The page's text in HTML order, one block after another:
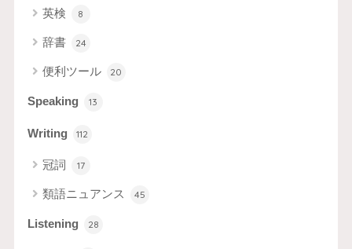
英検 8
辞書 24
便利ツール 20
Speaking 13
Writing 112
冠詞 17
類語ニュアンス 45
Listening 28